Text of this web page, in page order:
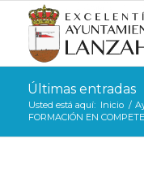
Últimas entradas
Usted está aquí: Inicio /
FORMACIÓN EN